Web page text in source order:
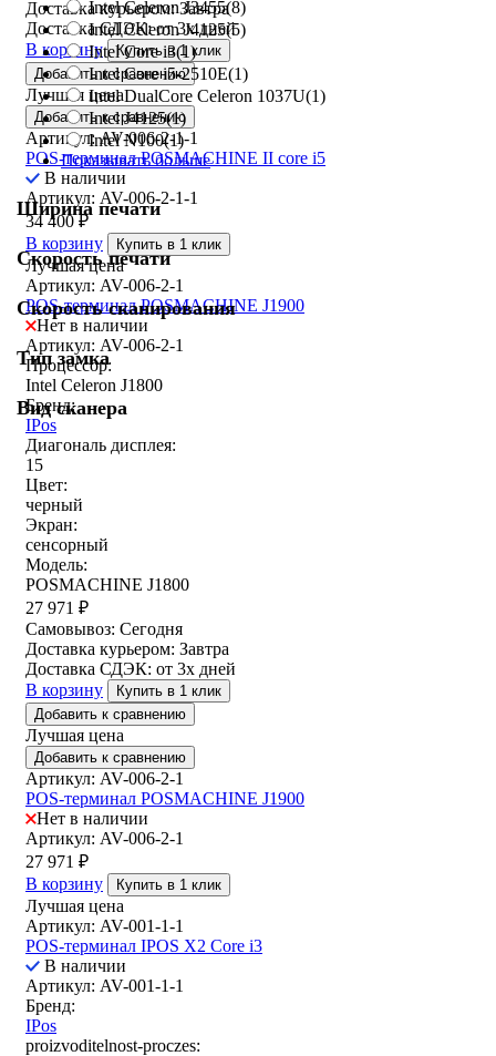
Intel Celeron J3455(8)
Intel Celeron J4125(5)
Intel Core i3(1)
Intel Core i5-2510E(1)
Intel DualCore Celeron 1037U(1)
Intel J4125(1)
Intel N100(1)
Показывать больше
Ширина печати
Скорость печати
Скорость сканирования
Тип замка
Вид сканера
Доставка курьером:Завтра
Доставка СДЭК:от 3х дней
В корзину
Купить в 1 клик
Добавить к сравнению
Лучшая цена
Добавить к сравнению
Артикул: AV-006-2-1-1
POS-терминал POSMACHINE II core i5
В наличии
Артикул: AV-006-2-1-1
34 400₽
В корзину
Купить в 1 клик
Лучшая цена
Артикул: AV-006-2-1
POS-терминал POSMACHINE J1900
Нет в наличии
Артикул: AV-006-2-1
Процессор:
Intel Celeron J1800
Бренд:
IPos
Диагональ дисплея:
15
Цвет:
черный
Экран:
сенсорный
Модель:
POSMACHINE J1800
27 971 ₽
Самовывоз: Сегодня
Доставка курьером: Завтра
Доставка СДЭК: от 3х дней
В корзину
Купить в 1 клик
Добавить к сравнению
Лучшая цена
Добавить к сравнению
Артикул: AV-006-2-1
POS-терминал POSMACHINE J1900
Нет в наличии
Артикул: AV-006-2-1
27 971 ₽
В корзину
Купить в 1 клик
Лучшая цена
Артикул: AV-001-1-1
POS-терминал IPOS X2 Core i3
В наличии
Артикул: AV-001-1-1
Бренд:
IPos
proizvoditelnost-proczes: